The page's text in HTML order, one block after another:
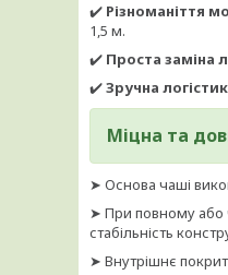
✔️ Різноманіття
1,5 м.
✔️ Проста заміна
✔️Зручна
Міцна та
➤ Основа чаші
➤ При повному або
стабільність
➤ Внутрішнє